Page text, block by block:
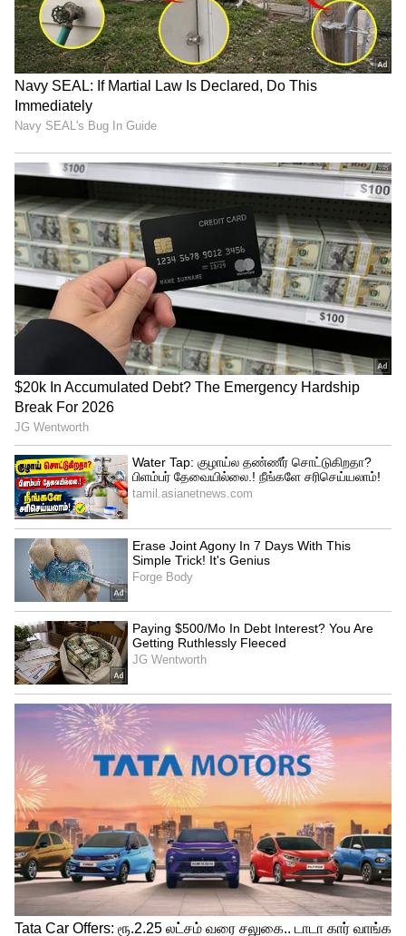
உண்மையில், மகாராஜா தனது
இராச்சியத்திற்குள் இங்கிலாந்திலிருந்து
வரும் தனியார் விமானங்களுக்காக ஒரு
விமான ஓடுதளத்தையும் கட்டினார்.
பலருக்குத் தெரியாது, ஆனால்
இந்தியாவின் இளைய மன்னர்களில்
ஒருவராக இருந்த போதிலும், பூபிந்தர் சிங்
சுதந்திரத்திற்கு முந்தைய இந்தியாவின்
சிறந்த கிரிக்கெட் வீரர்களில் ஒருவர்.
ஆடம்பரமான வாழ்க்கை முறையைத் தவிர,
மஹாராஜா பூபிந்தர் சிங் கிரிக்கெட்டில்
ஆர்வமுள்ளவர் மற்றும் பாட்டியாலா XI
கிரிக்கெட் அணியின் ஒரு பகுதியாக
இருந்தார், இது அந்தக் காலத்தின் சிறந்த
ஒன்றாகக் கருதப்பட்டது. 1911 ஆம் ஆண்டு
இங்கிலாந்துக்கு விஜயம் செய்த இந்திய
கிரிக்கெட் அணிக்கு மகாராஜா பூபிந்தர்
சிங் தலைமை தாங்கினார்.
அவரது கிரிக்கெட் வாழ்க்கை முழுவதும்,
பாட்டியாலா மகாராஜா 27 முதல் தர
கிரிக்கெட் போட்டிகளில் விளையாடினார்.
1932 ஆம் ஆண்டில் இங்கிலாந்துக்கு ஒரு
டெஸ்ட் சுற்றுப்பயணத்திற்காக இந்திய
கிரிக்கெட் அணியின் கேப்டனாகவும்
புபிந்தர் சிங் நியமிக்கப்பட்டார், ஆனால்
அவர் உடல்நலக் குறைவு காரணமாக அவர்
இங்கிலாந்து செல்லவில்லை.
காங்கிரஸின் பிரம்மாண்ட
எதிர்ப்பு பேரணி!